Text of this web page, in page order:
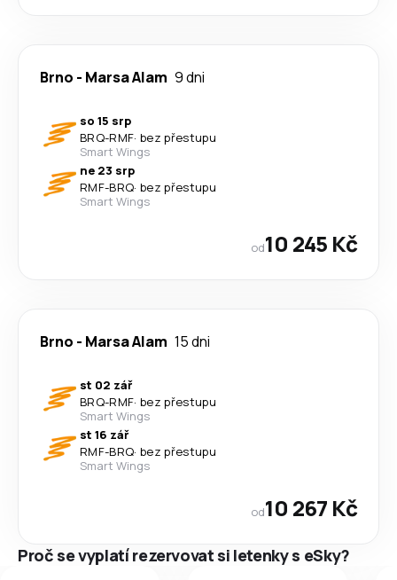
Brno - Marsa Alam 9 dni
so 15 srp
BRQ-RMF· bez přestupu
Smart Wings
ne 23 srp
RMF-BRQ· bez přestupu
Smart Wings
od10 245 Kč
Brno - Marsa Alam 15 dni
st 02 zář
BRQ-RMF· bez přestupu
Smart Wings
st 16 zář
RMF-BRQ· bez přestupu
Smart Wings
od10 267 Kč
Proč se vyplatí rezervovat si letenky s eSky?